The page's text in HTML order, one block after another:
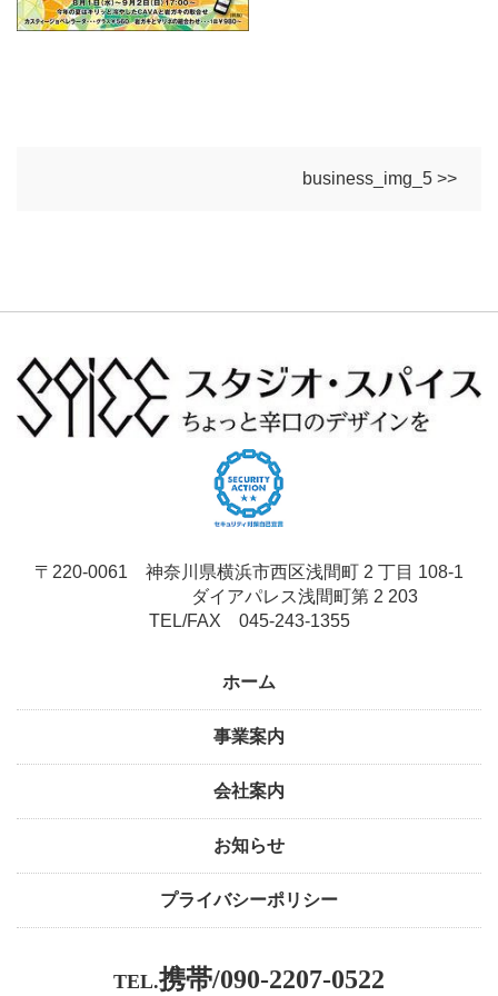
business_img_5 >>
〒220-0061 神奈川県横浜市西区浅間町 2 丁目 108-1
ダイアパレス浅間町第 2 203
TEL/FAX 045-243-1355
ホーム
事業案内
会社案内
お知らせ
プライバシーポリシー
TEL.携帯/090‐2207‐0522